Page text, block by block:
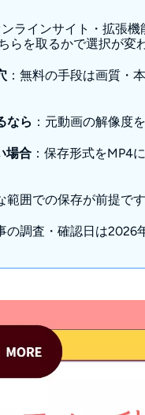
ダウンロードすると、
ファイル名は文字化け
りますか？
画が1080pの場合、
すか？
をPCに保存するにはど
動画を保存する方法は
画をUSBに保存するに
ンラインサイト・拡張
らを取るかで選択が変
：無料の手段は画質・
なら ：元動画の解像度
場合 ：保存形式をMP4
範囲での保存が前提で
の調査・確認日は2026